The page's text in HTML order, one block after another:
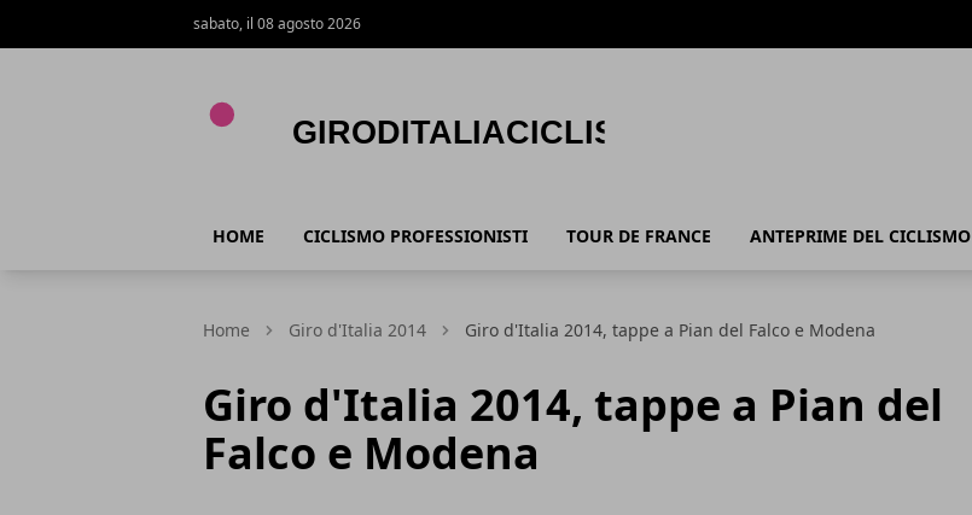
sabato, il 08 agosto 2026
HOME CICLISMO PROFESSIONISTI TOUR DE FRANCE ANTEPRIME DEL CICLISMO
Home Giro d'Italia 2014 Giro d'Italia 2014, tappe a Pian del Falco e Modena
Giro d'Italia 2014, tappe a Pian del
Falco e Modena